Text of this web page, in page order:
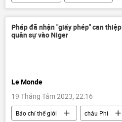
Pháp đã nhận "giấy phép" can thiệp
quân sự vào Niger
Le Monde
19 Tháng Tám 2023, 22:16
Báo chí thế giới châu Phi